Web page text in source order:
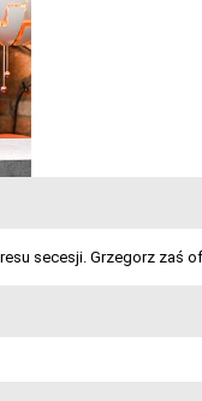
secesji. Grzegorz zaś